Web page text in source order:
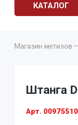
КАТАЛОГ
Магазин метизов
Штанга
Арт.